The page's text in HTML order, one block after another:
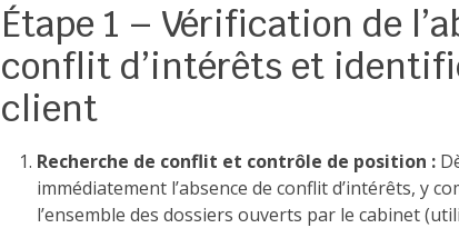
Étape 1 – Vérification de
conflit d’intérêts et
client
Recherche de conflit et contrôle de position :
immédiatement l’absence de conflit d’intérêts, y
l’ensemble des dossiers ouverts par le cabinet